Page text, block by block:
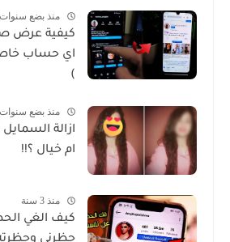
منذ بضع سنوات
كيفية عرض
)
منذ بضع سنوات
ازالة
ام خيال ؟!!
منذ 3 سنة
كيف الغي